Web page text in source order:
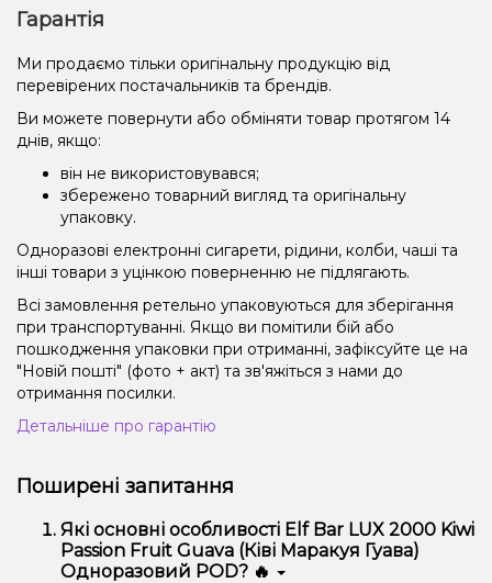
Гарантія
Ми продаємо тільки оригінальну продукцію від
перевірених постачальників та брендів.
Ви можете повернути або обміняти товар протягом 14
днів, якщо:
він не використовувався;
збережено товарний вигляд та оригінальну
упаковку.
Одноразові електронні сигарети, рідини, колби, чаші та
інші товари з уцінкою поверненню не підлягають.
Всі замовлення ретельно упаковуються для зберігання
при транспортуванні. Якщо ви помітили бій або
пошкодження упаковки при отриманні, зафіксуйте це на
"Новій пошті" (фото + акт) та зв'яжіться з нами до
отримання посилки.
Детальніше про гарантію
Поширені запитання
Які основні особливості Elf Bar LUX 2000 Kiwi
Passion Fruit Guava (Ківі Маракуя Гуава)
Одноразовий POD? 🔥